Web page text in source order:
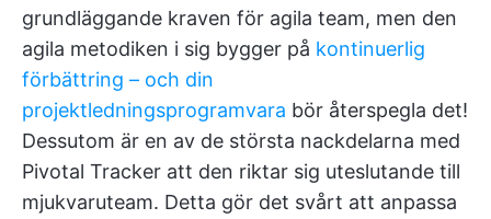
grundläggande kraven för agila team, men den
agila metodiken i sig bygger på kontinuerlig
förbättring – och din
projektledningsprogramvara bör återspegla det!
Dessutom är en av de största nackdelarna med
Pivotal Tracker att den riktar sig uteslutande till
mjukvaruteam. Detta gör det svårt att anpassa